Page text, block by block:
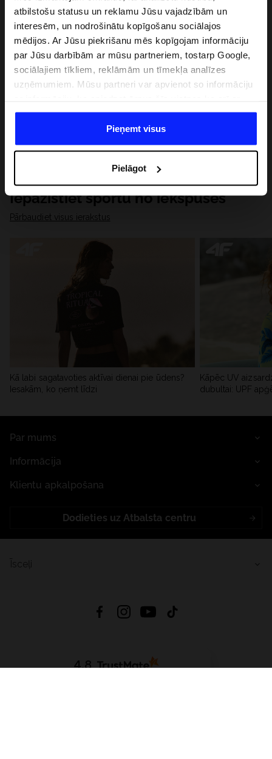
atbilstošu statusu un reklamu Jūsu vajadzībām un
interesēm, un nodrošinātu kopīgošanu sociālajos
mēdijos. Ar Jūsu piekrišanu mēs kopīgojam informāciju
par Jūsu darbībām ar mūsu partneriem, tostarp Google,
sociālajiem tīkliem, reklāmām un tīmekļa analīzes
uzņēmumiem. Mūsu partneri var apvienot so informāciju
datiem, ko viņi iegūst, izmantojot viņu pakalpojumus. Ar
Jūsu atļauju, mēs varam pārsūtīt Jūsu personas datus
saviem partneriem, lai uzlabotu veidu, kadā tiek rādīta
saturu un uzlabotu mūsu partneru piedāvātos risinajumus
( piem. socialos tīklus). Detalizētu informāciju var atrast
mūsu Privātuma politikā un sadaļā "Detaļas".
Pieņemt visus
Pielāgot
Iepazīstiet sportu no iekšpuses
Pārbaudiet visus ierakstus
Kā labi sagatavoties aktīvai dienai pie ūdens?
Iesakām, ko ņemt līdzi
Kāpēc UV
dubultai: UPF
Par mums
Informācija
Klientu apkalpošana
Dodieties uz Atbalsta centru
4.8